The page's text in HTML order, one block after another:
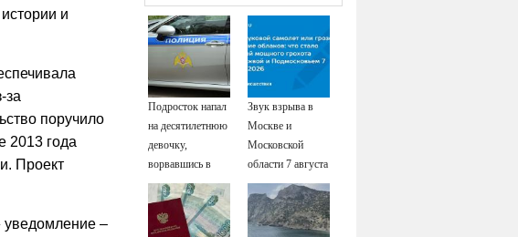
и
за
поручило
2013 года
Проект
уведомление –
Подросток напал
на десятилетнюю
девочку,
ворвавшись в
квартиру
Звук взрыва в
Москве и
Московской
области 7 августа
2026 года:
Причины,
источник, откуда